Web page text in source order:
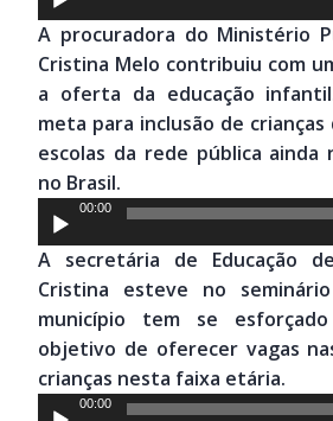
de
áudio
A procuradora do Ministério
Cristina Melo contribuiu com
a oferta da educação
meta para inclusão de crianças
escolas da rede pública ainda
no Brasil.
Tocador
de
áudio
00:00
A secretária de Educação
Cristina esteve no
município tem se
objetivo de oferecer vagas
crianças nesta faixa etária.
Tocador
00:00